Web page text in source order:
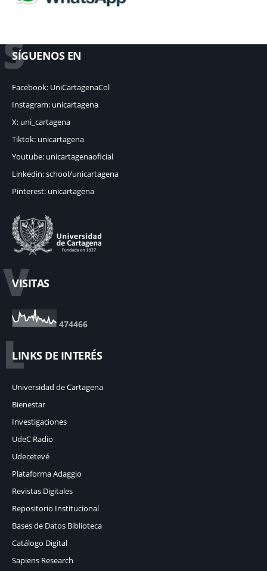
S
SÍGUENOS EN
Facebook: UniCartagenaCol
Instagram: unicartagena
X: uni_cartagena
Tiktok: unicartagena
Youtube: unicartagenaoficial
Linkedin: school/unicartagena
Pinterest: unicartagena
V
VISITAS
474466
L
LINKS DE INTERÉS
Universidad de Cartagena
Bienestar
Investigaciones
UdeC Radio
Udecetevé
Plataforma Adaggio
Revistas Digitales
Repositorio Institucional
Bases de Datos Biblioteca
Catálogo Digital
Sapiens Research